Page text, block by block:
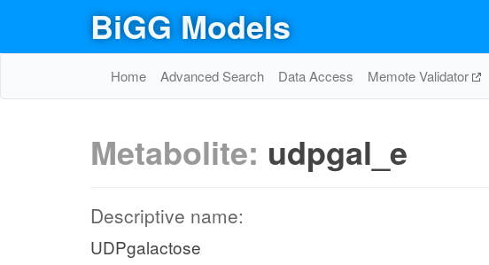
BiGG Models
Home Advanced Search Data Access Memote Validator
Metabolite: udpgal_e
Descriptive name:
UDPgalactose